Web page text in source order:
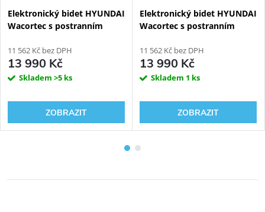
Elektronický bidet HYUNDAI
Wacortec s postranním
11 562 Kč bez DPH
13 990 Kč
Skladem >5 ks
ZOBRAZIT
Elektronický bidet HYUNDAI
Wacortec s postranním
11 562 Kč bez DPH
13 990 Kč
Skladem 1 ks
ZOBRAZIT